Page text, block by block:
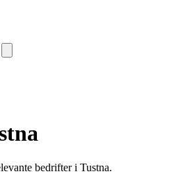
bedrifter i Tustna.